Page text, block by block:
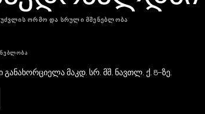
ᲝᲠᲛᲝ ᲓᲐ ᲡᲠᲣᲚᲘ ᲛᲨᲔᲜᲔᲑᲚᲝᲑᲐ
განახორციელა მაკდ. სრ. მშ. ნავთლ. ქ. 8-ზე.